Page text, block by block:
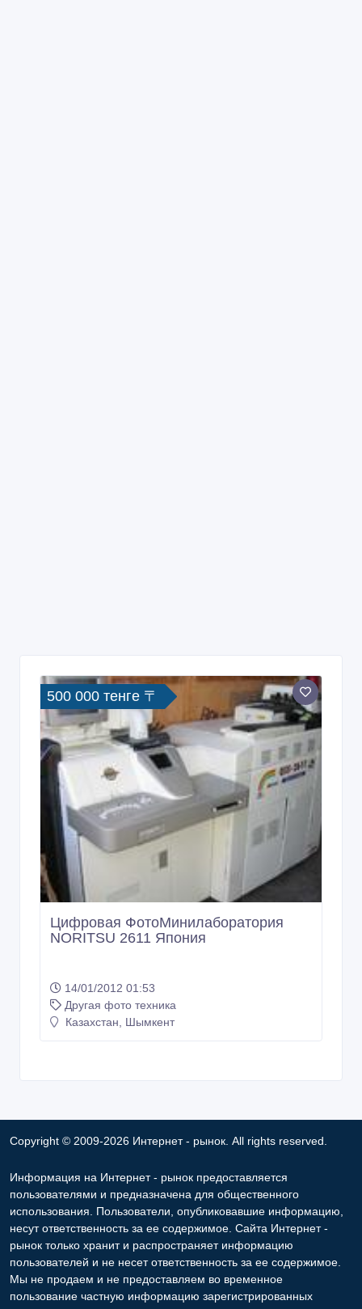
500 000 тенге 〒
Цифровая ФотоМинилаборатория
NORITSU 2611 Япония
14/01/2012 01:53
Другая фото техника
Казахстан, Шымкент
Copyright © 2009-2026 Интернет - рынок. All rights reserved.
Информация на Интернет - рынок предоставляется
пользователями и предназначена для общественного
использования. Пользователи, опубликовавшие информацию,
несут ответственность за ее содержимое. Сайта Интернет -
рынок только хранит и распространяет информацию
пользователей и не несет ответственность за ее содержимое.
Мы не продаем и не предоставляем во временное
пользование частную информацию зарегистрированных